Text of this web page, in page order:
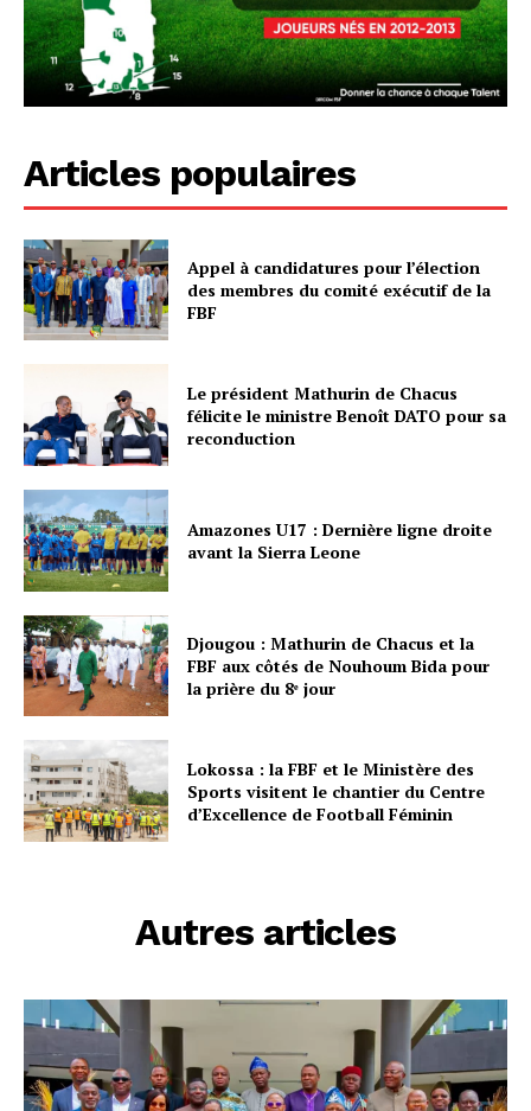
Articles populaires
Appel à candidatures pour l’élection
des membres du comité exécutif de la
FBF
Le président Mathurin de Chacus
félicite le ministre Benoît DATO pour sa
reconduction
Amazones U17 : Dernière ligne droite
avant la Sierra Leone
Djougou : Mathurin de Chacus et la
FBF aux côtés de Nouhoum Bida pour
la prière du 8ᵉ jour
Lokossa : la FBF et le Ministère des
Sports visitent le chantier du Centre
d’Excellence de Football Féminin
Autres articles